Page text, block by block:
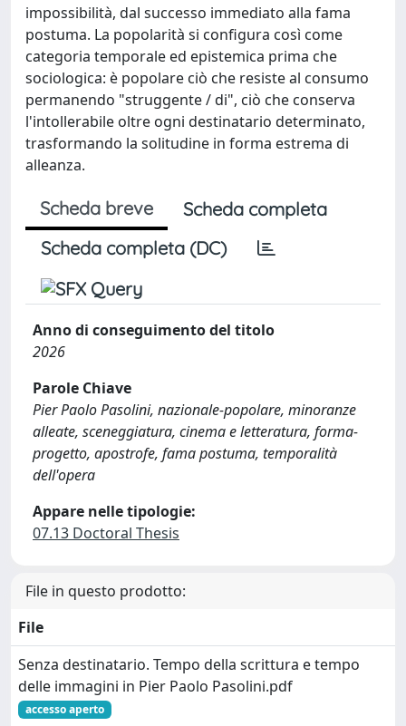
impossibilità, dal successo immediato alla fama
postuma. La popolarità si configura così come
categoria temporale ed epistemica prima che
sociologica: è popolare ciò che resiste al consumo
permanendo "struggente / di", ciò che conserva
l'intollerabile oltre ogni destinatario determinato,
trasformando la solitudine in forma estrema di
alleanza.
Scheda breve
Scheda completa
Scheda completa (DC)
Anno di conseguimento del titolo
2026
Parole Chiave
Pier Paolo Pasolini, nazionale-popolare, minoranze
alleate, sceneggiatura, cinema e letteratura, forma-
progetto, apostrofe, fama postuma, temporalità
dell'opera
Appare nelle tipologie:
07.13 Doctoral Thesis
File in questo prodotto:
File
Senza destinatario. Tempo della scrittura e tempo
delle immagini in Pier Paolo Pasolini.pdf
accesso aperto